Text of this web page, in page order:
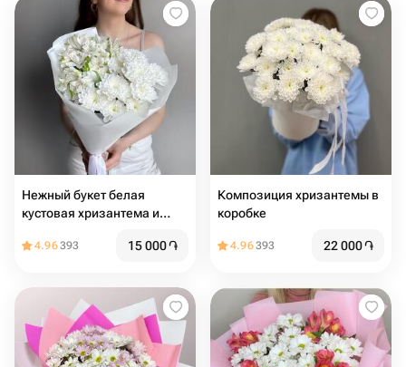
Нежный букет белая
кустовая хризантема и
4.96393 15 000֏
Композиция хризантемы в
коробке
4.96393 22 000֏